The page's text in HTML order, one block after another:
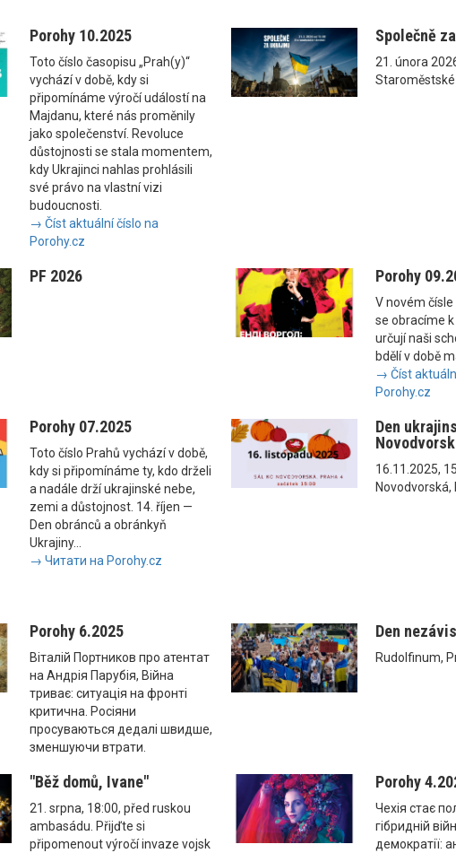
Porohy 10.2025
Toto číslo časopisu „Prah(y)“
vychází v době, kdy si
připomínáme výročí událostí na
Majdanu, které nás proměnily
jako společenství. Revoluce
důstojnosti se stala momentem,
kdy Ukrajinci nahlas prohlásili
své právo na vlastní vizi
budoucnosti.
→ Číst aktuální číslo na
Porohy.cz
Společně
21. února
PF 2026 Porohy
V novém čísle
se obracíme
určují naši
bdělí v době
→ Číst
Porohy.cz
Porohy 07.2025
Toto číslo Prahů vychází v době,
kdy si připomínáme ty, kdo drželi
a nadále drží ukrajinské nebe,
zemi a důstojnost. 14. říjen —
Den obránců a obránkyň
Ukrajiny...
→ Читати на Porohy.cz
Den
16.11.2025,
Novodvorská,
Porohy 6.2025
Віталій Портников про атентат
на Андрія Парубія, Війна
триває: ситуація на фронті
критична. Росіяни
просуваються дедалі швидше,
зменшуючи втрати.
Den
Rudolfinum,
"Běž domů, Ivane"
21. srpna, 18:00, před ruskou
ambasádu. Přijďte si
připomenout výročí invaze vojsk
Porohy
Чехія стає
гібридній
демократії: